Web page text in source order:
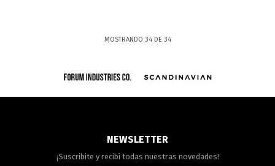
MOSTRANDO 34DE 34
NEWSLETTER
¡Suscribite y recibí todas nuestras novedades!